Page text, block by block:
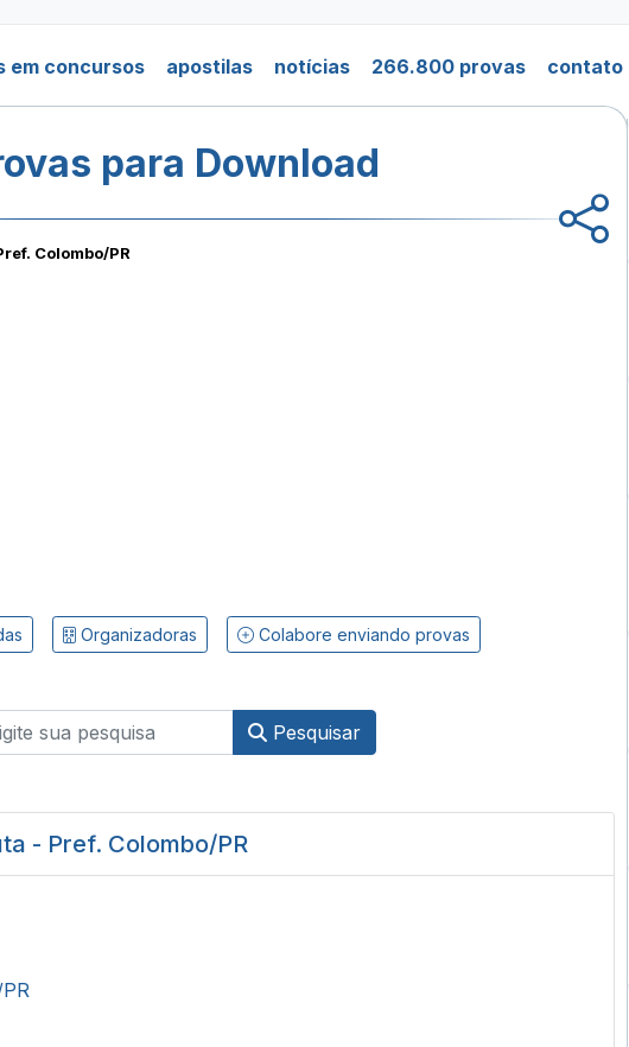
em concursos apostilas notícias 266.800 provas contato
para Download
Colombo/PR
Organizadoras Colabore enviando provas
Pesquisar
- Pref. Colombo/PR